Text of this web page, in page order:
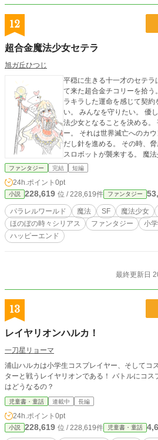
12
超合金魔法少女セテラ
旭ガ丘ひつじ
平穏に生きる十一才のセテ
て来た超合金チコリーを拾
ラキラした運命を感じて契約を願う。 この世界
い。 みんなを守りたい。 優しいセテラはその願いを受けて魔
法少女となることを決める。 平行世界が重なるディスオーダ
ー。 それは世界滅亡へのカ
だし針を進める。 その時、
スロボットが襲来する。 魔法少女セテラは超合金ロボットに
乗り込み、世界を救うため、
っと読めるはずの作品です。
す。 初めや途中、説明のため長
的に誰も死にません。 追記。 仮表紙、セテラ。 邪魔なら抹
消します。
ファンタジー 完結 短編
24h.ポイント 0pt
小説 228,619 位 / 228,619件 ファンタジー
パラレルワールド 魔法 SF 魔法少女
ほのぼの時々シリアス
ファンタジー
小
ハッピーエンド
最終更新日
13
レイヤリオンハルカ！
一刀星リョーマ
浦山ハルカは小学生コスプレイヤー、そしてコ
ターと戦うレイヤリオンである！ バトルにコ
はどうなるの？
児童書・童話 連載中 長編
24h.ポイント 0pt
小説 228,619 位 / 228,619件 児童書・童話